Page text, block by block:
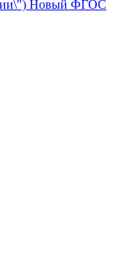
Новый ФГОС